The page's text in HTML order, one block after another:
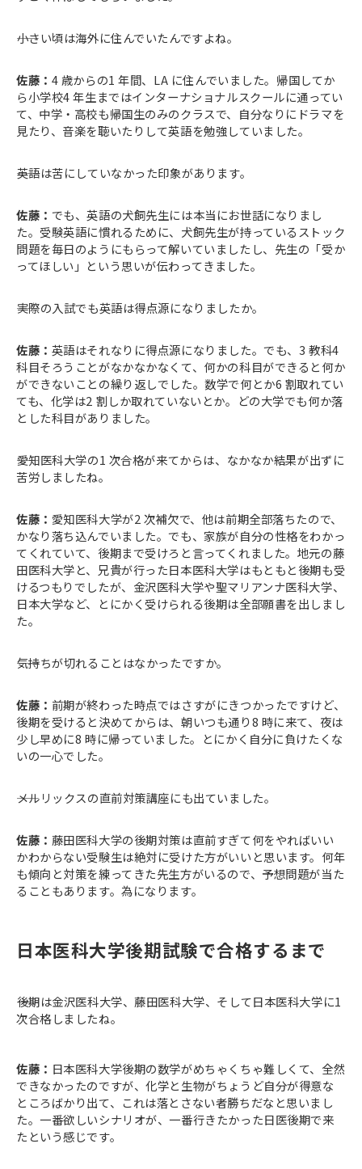
――小さい頃は海外に住んでいたんですよね。
佐藤： 4 歳からの1 年間、LA に住んでいました。帰国してか
ら小学校4 年生まではインターナショナルスクールに通ってい
て、中学・高校も帰国生のみのクラスで、自分なりにドラマを
見たり、音楽を聴いたりして英語を勉強していました。
――英語は苦にしていなかった印象があります。
佐藤： でも、英語の犬飼先生には本当にお世話になりまし
た。受験英語に慣れるために、犬飼先生が持っているストック
問題を毎日のようにもらって解いていましたし、先生の「受か
ってほしい」という思いが伝わってきました。
――実際の入試でも英語は得点源になりましたか。
佐藤： 英語はそれなりに得点源になりました。でも、3 教科4
科目そろうことがなかなかなくて、何かの科目ができると何か
ができないことの繰り返しでした。数学で何とか6 割取れてい
ても、化学は2 割しか取れていないとか。どの大学でも何か落
とした科目がありました。
――愛知医科大学の1 次合格が来てからは、なかなか結果が出ずに
苦労しましたね。
佐藤： 愛知医科大学が2 次補欠で、他は前期全部落ちたので、
かなり落ち込んでいました。でも、家族が自分の性格をわかっ
てくれていて、後期まで受けろと言ってくれました。地元の藤
田医科大学と、兄貴が行った日本医科大学はもともと後期も受
けるつもりでしたが、金沢医科大学や聖マリアンナ医科大学、
日本大学など、とにかく受けられる後期は全部願書を出しまし
た。
――気持ちが切れることはなかったですか。
佐藤： 前期が終わった時点ではさすがにきつかったですけど、
後期を受けると決めてからは、朝いつも通り8 時に来て、夜は
少し早めに8 時に帰っていました。とにかく自分に負けたくな
いの一心でした。
――メルリックスの直前対策講座にも出ていました。
佐藤： 藤田医科大学の後期対策は直前すぎて何をやればいい
かわからない受験生は絶対に受けた方がいいと思います。何年
も傾向と対策を練ってきた先生方がいるので、予想問題が当た
ることもあります。為になります。
日本医科大学後期試験で合格するまで
――後期は金沢医科大学、藤田医科大学、そして日本医科大学に1
次合格しましたね。
佐藤： 日本医科大学後期の数学がめちゃくちゃ難しくて、全然
できなかったのですが、化学と生物がちょうど自分が得意な
ところばかり出て、これは落とさない者勝ちだなと思いまし
た。一番欲しいシナリオが、一番行きたかった日医後期で来
たという感じです。